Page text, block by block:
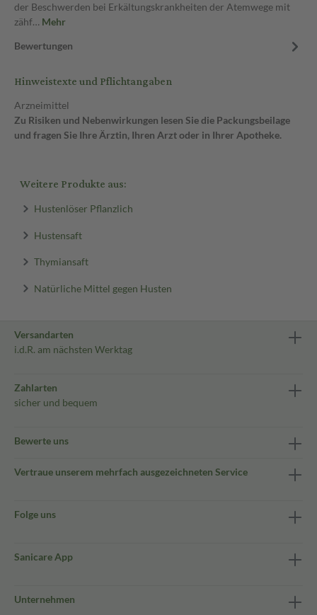
der Beschwerden bei Erkältungskrankheiten der Atemwege mit
zähf… Mehr
Bewertungen
Hinweistexte und Pflichtangaben
Arzneimittel
Zu Risiken und Nebenwirkungen lesen Sie die Packungsbeilage
und fragen Sie Ihre Ärztin, Ihren Arzt oder in Ihrer Apotheke.
Weitere Produkte aus:
Hustenlöser Pflanzlich
Hustensaft
Thymiansaft
Natürliche Mittel gegen Husten
Versandarten
i.d.R. am nächsten Werktag
Zahlarten
sicher und bequem
Bewerte uns
Vertraue unserem mehrfach ausgezeichneten Service
Folge uns
Sanicare App
Unternehmen